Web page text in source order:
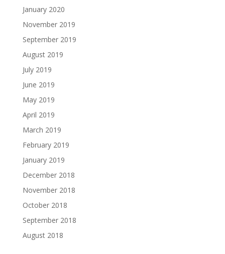
January 2020
November 2019
September 2019
August 2019
July 2019
June 2019
May 2019
April 2019
March 2019
February 2019
January 2019
December 2018
November 2018
October 2018
September 2018
August 2018